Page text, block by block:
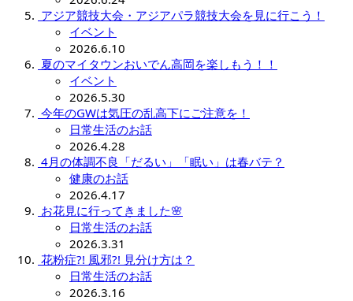
アジア競技大会・アジアパラ競技大会を見に行こう！
イベント
2026.6.10
夏のマイタウンおいでん高岡を楽しもう！！
イベント
2026.5.30
今年のGWは気圧の乱高下にご注意を！
日常生活のお話
2026.4.28
4月の体調不良「だるい」「眠い」は春バテ？
健康のお話
2026.4.17
お花見に行ってきました🌸
日常生活のお話
2026.3.31
花粉症?! 風邪?! 見分け方は？
日常生活のお話
2026.3.16